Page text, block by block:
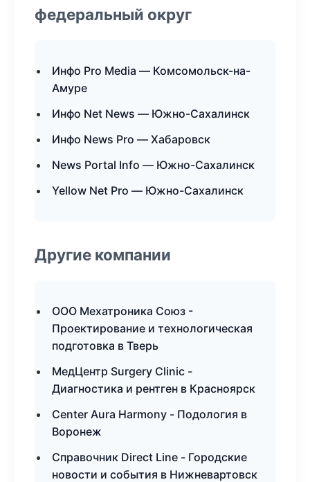
федеральный округ
Инфо Pro Media — Комсомольск-на-
Амуре
Инфо Net News — Южно-Сахалинск
Инфо News Pro — Хабаровск
News Portal Info — Южно-Сахалинск
Yellow Net Pro — Южно-Сахалинск
Другие компании
ООО Мехатроника Союз -
Проектирование и технологическая
подготовка в Тверь
МедЦентр Surgery Clinic -
Диагностика и рентген в Красноярск
Center Aura Harmony - Подология в
Воронеж
Справочник Direct Line - Городские
новости и события в Нижневартовск